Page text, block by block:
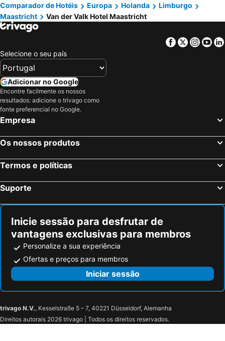
Comparador de Hotéis
Europa Holanda
Limburgo
Maastricht
Van der Valk Hotel Maastricht
Facebook
Twitter
Selecione o seu país
Adicionar no Google
Encontre facilmente os nossos
resultados: adicione o trivago como
fonte preferencial no Google.
Empresa
Os nossos produtos
Termos e políticas
Suporte
Inicie sessão para desfrutar de
vantagens exclusivas para membros
Personalize a sua experiência
Ofertas e preços para membros
Iniciar sessão
trivago N.V., Kesselstraße 5 – 7, 40221 Düsseldorf, Alemanha
Direitos autorais 2026 trivago | Todos os direitos reservados.